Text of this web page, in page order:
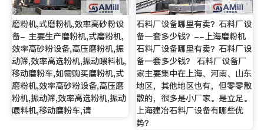
磨粉机,式磨粉机,效率高砂粉设
备- 主要生产磨粉机,式磨粉机,
效率高砂粉设备,高压磨粉机,振
动筛,效率高选粉机,振动喂料机,
移动磨粉车,如需购买磨粉机,式
磨粉机,效率高砂粉设备,高压磨
粉机,振动筛,效率高选粉机,振动
喂料机,移动磨粉车,请
石料厂设备哪里有卖？石料厂设
备一套多少钱？--上海磨粉机
石料厂设备哪里有卖？石料厂设
备一套多少钱？ 石料厂设备厂
家主要集中在上海、河南、山东
地区，其他地区也有，但零零散
散的，很多是小厂家。是立足。
上海建冶石料厂设备有哪些优
势？